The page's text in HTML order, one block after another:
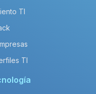
TI
TI